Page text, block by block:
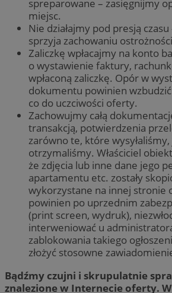
spreparowane – zasięgnijmy
miejsc.
Nie działajmy pod presją
sprzyja zachowaniu
Zaliczkę wpłacajmy na konto
o wystawienie faktury,
wpłaconą zaliczkę. Opór w
dokumentu powinien
co do uczciwości oferty.
Zachowujmy całą
transakcją, potwierdzenia
zarówno te, które
otrzymaliśmy. Właściciel
że zdjęcia lub inne dane jego
apartamentu etc. zostały
wykorzystane na innej stronie
powinien po uprzednim
(print screen, wydruk),
interweniować u
zablokowania takiego
złożyć stosowne
Bądźmy czujni i skrupulatnie
znalezione w Internecie oferty.